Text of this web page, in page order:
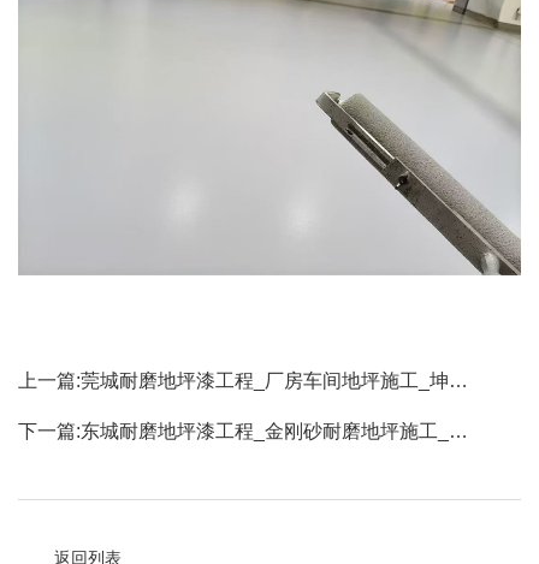
上一篇:莞城耐磨地坪漆工程_厂房车间地坪施工_坤…
下一篇:东城耐磨地坪漆工程_金刚砂耐磨地坪施工_…
返回列表